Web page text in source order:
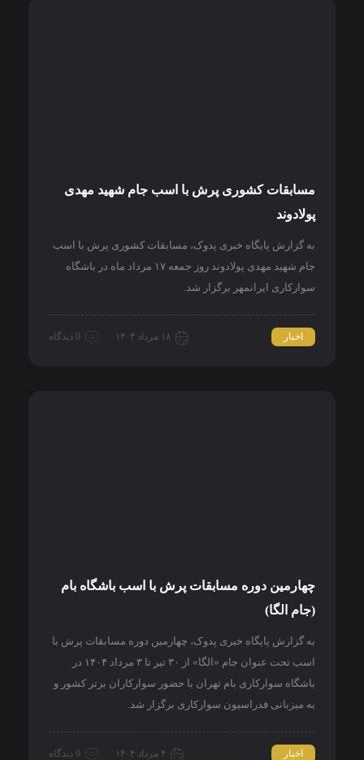
مسابقات کشوری پرش با اسب جام شهید مهدی
پولادوند
به گزارش پایگاه خبری پدوک، مسابقات کشوری پرش با اسب
جام شهید مهدی پولادوند روز جمعه ۱۷ مرداد ماه در باشگاه
سوارکاری ایرانمهر برگزار شد.
اخبار ۱۸ مرداد ۱۴۰۴ 0 دیدگاه
چهارمین دوره مسابقات پرش با اسب باشگاه بام
(جام الگا)
به گزارش پایگاه خبری پدوک، چهارمین دوره مسابقات پرش با
اسب تحت عنوان جام «الگا» از ۳۰ تیر تا ۳ مرداد ۱۴۰۴ در
باشگاه سوارکاری بام تهران با حضور سوارکاران برتر کشور و
به میزبانی فدراسیون سوارکاری برگزار شد.
اخبار ۴ مرداد ۱۴۰۴ 0 دیدگاه